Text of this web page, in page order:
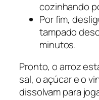
cozinhando
Por fim,
tampado
minutos.
Pronto, o arroz
sal, o açúcar e o
dissolvam para